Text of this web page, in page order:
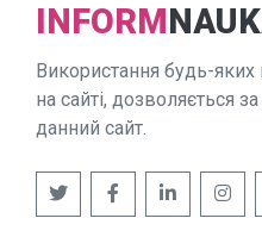
INFORM
Використання будь-яких
на сайті, дозволяється
данний сайт.